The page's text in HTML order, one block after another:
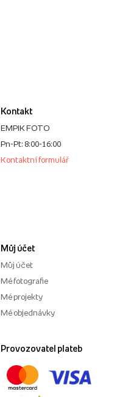
Kontakt
EMPIK FOTO
Pn-Pt: 8:00-16:00
Kontaktní formulář
Můj účet
Můj účet
Mé fotografie
Mé projekty
Mé objednávky
Provozovatel plateb